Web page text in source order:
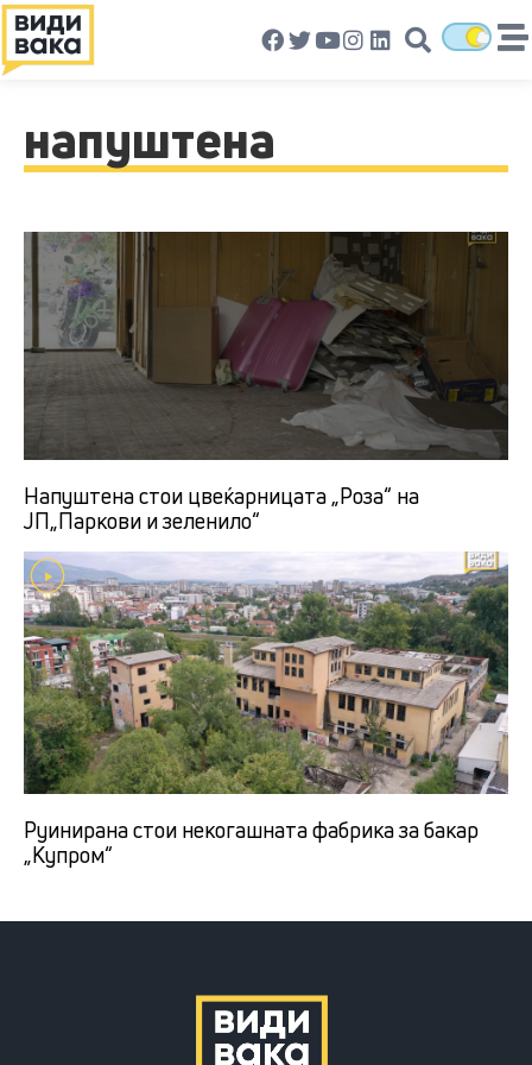
напуштена
Напуштена стои цвеќарницата „Роза“ на
ЈП„Паркови и зеленило“
Руинирана стои некогашната фабрика за бакар
„Купром“